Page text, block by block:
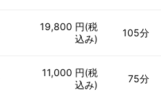
19,800 円(税
込み)
105分
11,000 円(税
込み)
75分